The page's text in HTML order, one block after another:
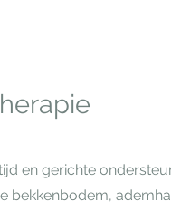
en gerichte
bekkenbodem,